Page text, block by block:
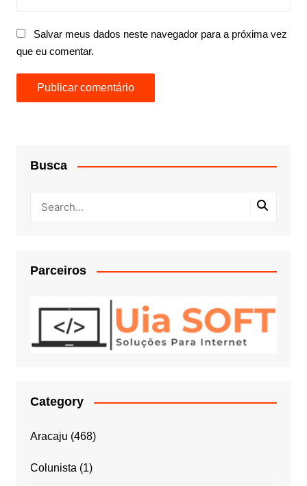
Salvar meus dados neste navegador para a próxima vez
que eu comentar.
Busca
Parceiros
Category
Aracaju (468)
Colunista (1)